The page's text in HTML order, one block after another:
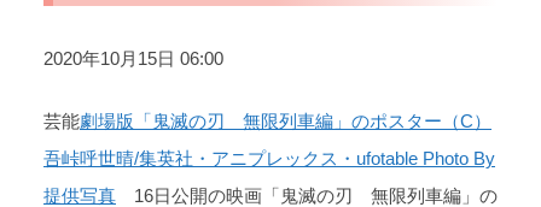
2020年10月15日 06:00
芸能劇場版「鬼滅の刃 無限列車編」のポスター（C）
吾峠呼世晴/集英社・アニプレックス・ufotable Photo By
提供写真 16日公開の映画「鬼滅の刃 無限列車編」の